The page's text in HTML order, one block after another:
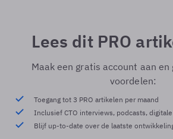
Lees dit PRO
Maak een gratis account aan en
voordelen:
Toegang tot 3 PRO artikelen per maand
Inclusief CTO interviews, podcasts,
Blijf up-to-date over de laatste